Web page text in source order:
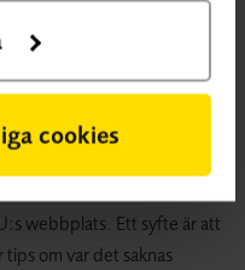
cookies
En vetenskaplig
webbplats. Ett syfte är att
om var det saknas